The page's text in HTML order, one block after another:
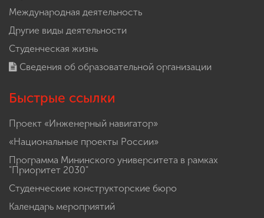
Международная деятельность
Другие виды деятельности
Студенческая жизнь
Сведения об образовательной организации
Быстрые ссылки
Проект «Инженерный навигатор»
«Национальные проекты России»
Программа Мининского университета в рамках
"Приоритет 2030"
Студенческие конструкторские бюро
Календарь мероприятий